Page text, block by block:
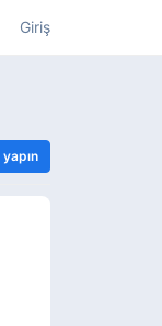
Giriş